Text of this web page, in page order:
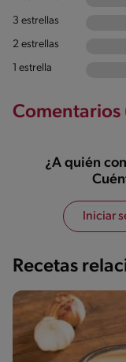
3 estrellas
2 estrellas
1 estrella
Comentarios
¿A quién
Iniciar
Recetas